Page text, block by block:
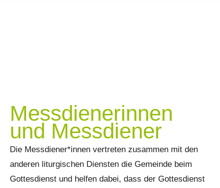
Messdienerinnen
und Messdiener
Die Messdiener*innen vertreten zusammen mit den
anderen liturgischen Diensten die Gemeinde beim
Gottesdienst und helfen dabei, dass der Gottesdienst